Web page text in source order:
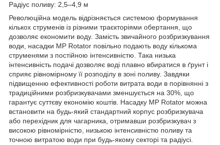
Радіус поливу: 2,5–4,9 м
Революційна модель відрізняється системою формування
кількох струменів із різними траєкторіями обертання, що
дозволяє економити воду. Замість звичайного розбризкування
води, насадки MP Rotator повільно подають воду кількома
струменями з постійною інтенсивністю. Така низька
інтенсивність подачі дозволяє воді плавно вбиратися в ґрунт і
сприяє рівномірному її розподілу в зоні поливу. Завдяки
підвищенню ефективності роботи витрата води в порівнянні з
традиційними розбризкувачами зменшується на 30%, що
гарантує суттєву економію коштів. Насадку MP Rotator можна
встановити на будь-який стандартний корпус розбризкувача
або перехідник для чагарника, отримавши розбризкувач з
високою рівномірністю, низькою інтенсивністю поливу та
точною витратою води при будь-якому секторі та радіусі.